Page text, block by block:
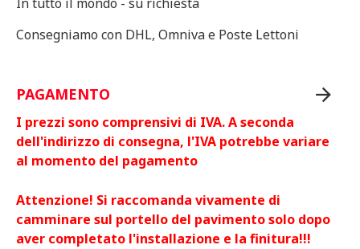
Consegniamo con DHL, Omniva e Poste Lettoni
PAGAMENTO
I prezzi sono comprensivi di IVA. A seconda
dell'indirizzo di consegna, l'IVA potrebbe variare
al momento del pagamento
Attenzione! Si raccomanda vivamente di
camminare sul portello del pavimento solo dopo
aver completato l'installazione e la finitura!!!